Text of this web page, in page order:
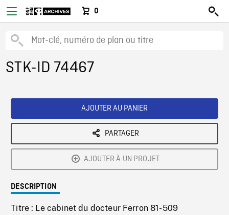
0
STK-ID 74467
AJOUTER AU PANIER
PARTAGER
AJOUTER À UN PROJET
DESCRIPTION
Titre : Le cabinet du docteur Ferron 81-509